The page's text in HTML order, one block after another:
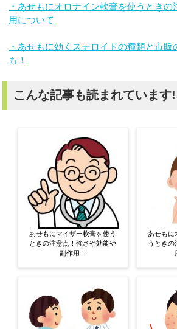
・あせもにオロナイン軟膏を使うとき
用について
・あせもに効くステロイドの種類と市
も！
こんな記事も読まれています
あせもにマイザー軟膏を使う
ときの注意点！強さや効能や
副作用！
あせもに
うときの